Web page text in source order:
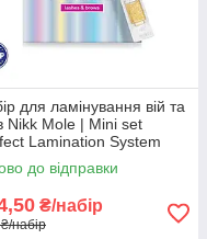
для ламінування вій та
Nikk Mole | Mini set
Lamination System
до відправки
₴/набір
набір